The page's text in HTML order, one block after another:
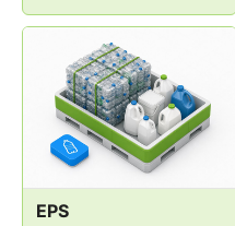
EPS